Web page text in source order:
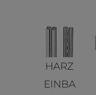
HARZ
EINBA